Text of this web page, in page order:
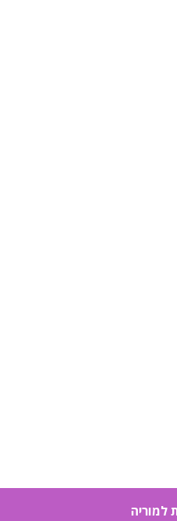
למוריה